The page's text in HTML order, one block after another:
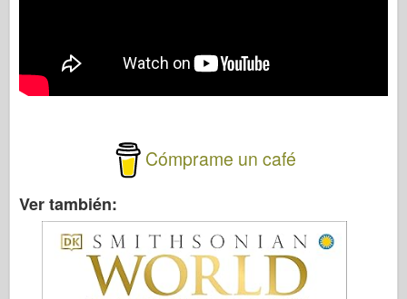
Cómprame un café
Ver también: